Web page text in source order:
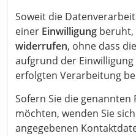
Soweit die
einer Einwilligung beruht,
widerrufen, ohne dass
aufgrund der
erfolgten Verarbeitung
Sofern Sie die genannten
möchten, wenden Sie
angegebenen